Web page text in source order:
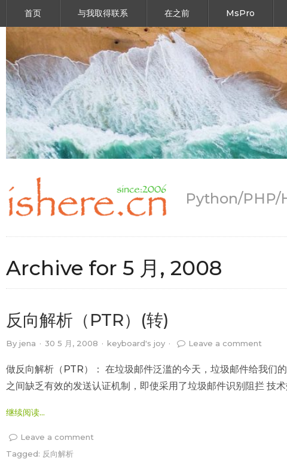
首页 与我取得联系 在之前 MsPro
Python/PHP/
Archive for 5 月, 2008
反向解析（PTR）(转)
By jena · 30 5 月, 2008 · keyboard's joy · Leave a comment
做反向解析（PTR）： 在垃圾邮件泛滥的今天，垃圾邮件给我们
之间缺乏有效的发送认证机制，即使采用了垃圾邮件识别阻拦 技
继续阅读...
Leave a comment
Tagged: 反向解析